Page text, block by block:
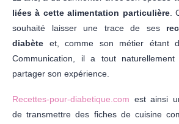
liées à cette alimentation particulière.
souhaité laisser une trace de ses
diabète et, comme son métier étant
Communication, il a tout
partager son expérience.
Recettes-pour-diabetique.com est ainsi
de transmettre des fiches de cuisine